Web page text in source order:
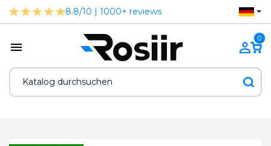
8.8/10 | 1000+ reviews
0